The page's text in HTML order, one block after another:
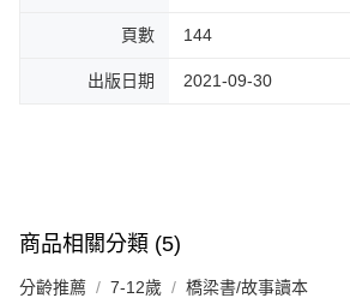
頁數 144
出版日期 2021-09-30
商品相關分類 (5)
分齡推薦 7-12歲 橋梁書/故事讀本